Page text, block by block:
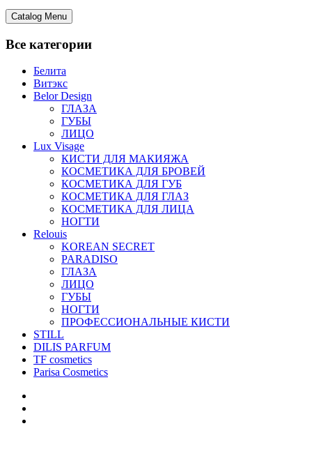
Catalog Menu
Все категории
Белита
Витэкс
Belor Design
ГЛАЗА
ГУБЫ
ЛИЦО
Lux Visage
КИСТИ ДЛЯ МАКИЯЖА
КОСМЕТИКА ДЛЯ БРОВЕЙ
КОСМЕТИКА ДЛЯ ГУБ
КОСМЕТИКА ДЛЯ ГЛАЗ
КОСМЕТИКА ДЛЯ ЛИЦА
НОГТИ
Relouis
KOREAN SECRET
PARADISO
ГЛАЗА
ЛИЦО
ГУБЫ
НОГТИ
ПРОФЕССИОНАЛЬНЫЕ КИСТИ
STILL
DILIS PARFUM
TF cosmetics
Parisa Cosmetics